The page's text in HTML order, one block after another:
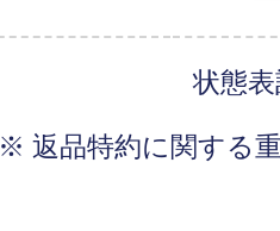
状態
※ 返品特約に関する